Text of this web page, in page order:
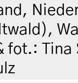
fot.: